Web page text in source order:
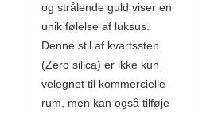
og strålende guld viser en
unik følelse af luksus.
Denne stil af kvartssten
(Zero silica) er ikke kun
velegnet til kommercielle
rum, men kan også tilføje